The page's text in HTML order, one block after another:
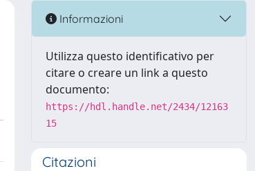
Informazioni
Utilizza questo identificativo per
citare o creare un link a questo
documento:
https://hdl.handle.net/2434/12163
15
Citazioni